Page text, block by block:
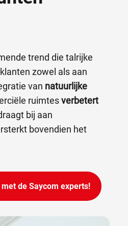
trend die talrijke
zowel als aan
van natuurlijke
ruimtesverbetert
bij aan
bovendien het
de Saycom experts!